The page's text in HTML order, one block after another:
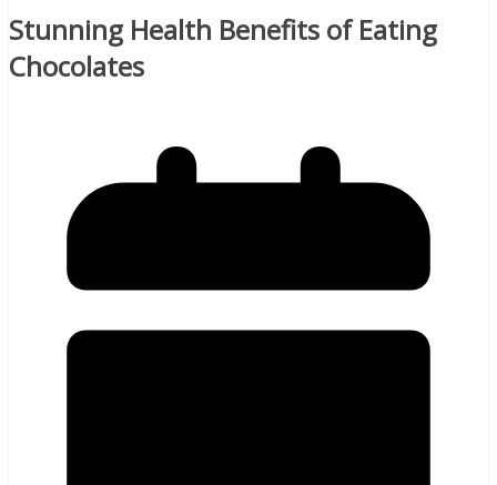
Stunning Health Benefits of Eating
Chocolates